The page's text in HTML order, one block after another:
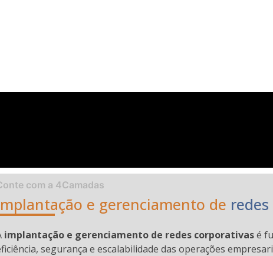
com a 4Camadas
e gerenciamento de
implantação e gerenciamento de redes corporativasé
segurança e escalabilidade das operações